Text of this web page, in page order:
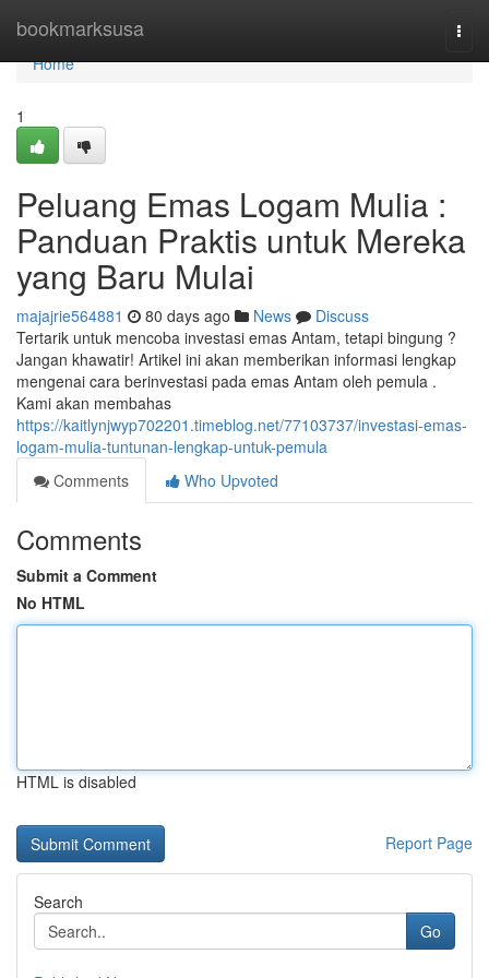
bookmarksusa
Home
Home
1
Peluang Emas Logam Mulia :
Panduan Praktis untuk Mereka
yang Baru Mulai
majajrie564881 80 days ago News
Discuss
Tertarik untuk mencoba investasi emas Antam, tetapi bingung ?
Jangan khawatir! Artikel ini akan memberikan informasi lengkap
mengenai cara berinvestasi pada emas Antam oleh pemula .
Kami akan membahas
https://kaitlynjwyp702201.timeblog.net/77103737/investasi-emas-
logam-mulia-tuntunan-lengkap-untuk-pemula
Comments
Who Upvoted
Comments
Submit a Comment
No HTML
HTML is disabled
Report Page
Search
Go